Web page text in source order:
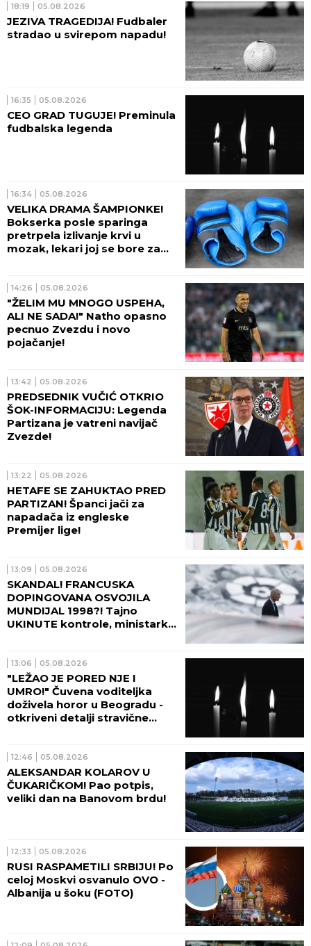
18:19 05.08.2026
JEZIVA TRAGEDIJA! Fudbaler
stradao u svirepom napadu!
16:35 05.08.2026
CEO GRAD TUGUJE! Preminula
fudbalska legenda
16:34 05.08.2026
VELIKA DRAMA ŠAMPIONKE!
Bokserka posle sparinga
pretrpela izlivanje krvi u
mozak, lekari joj se bore za
14:26 05.08.2026
"ŽELIM MU MNOGO USPEHA,
ALI NE SADA!" Natho opasno
pecnuo Zvezdu i novo
pojačanje!
13:42 05.08.2026
PREDSEDNIK VUČIĆ OTKRIO
ŠOK-INFORMACIJU: Legenda
Partizana je vatreni navijač
Zvezde!
13:22 05.08.2026
HETAFE SE ZAHUKTAO PRED
PARTIZAN! Španci jači za
napadača iz engleske
Premijer lige!
13:09 05.08.2026
SKANDAL! FRANCUSKA
DOPINGOVANA OSVOJILA
MUNDIJAL 1998?! Tajno
UKINUTE kontrole, ministarka
13:06 05.08.2026
"LEŽAO JE PORED NJE I
UMRO!" Čuvena voditeljka
doživela horor u Beogradu -
otkriveni detalji stravične
12:46 05.08.2026
ALEKSANDAR KOLAROV U
ČUKARIČKOM! Pao potpis,
veliki dan na Banovom brdu!
12:33 05.08.2026
RUSI RASPAMETILI SRBIJU! Po
celoj Moskvi osvanulo OVO -
Albanija u šoku (FOTO)